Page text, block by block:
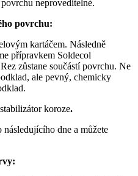
neproveditelné.
povrchu:
kartáčem. Následně
přípravkem Soldecol
zůstane součástí povrchu. Ne
ale pevný, chemicky
koroze.
dne a můžete